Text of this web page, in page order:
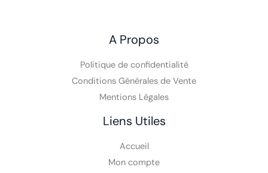
A Propos
Politique de confidentialité
Conditions Générales de Vente
Mentions Légales
Liens Utiles
Accueil
Mon compte